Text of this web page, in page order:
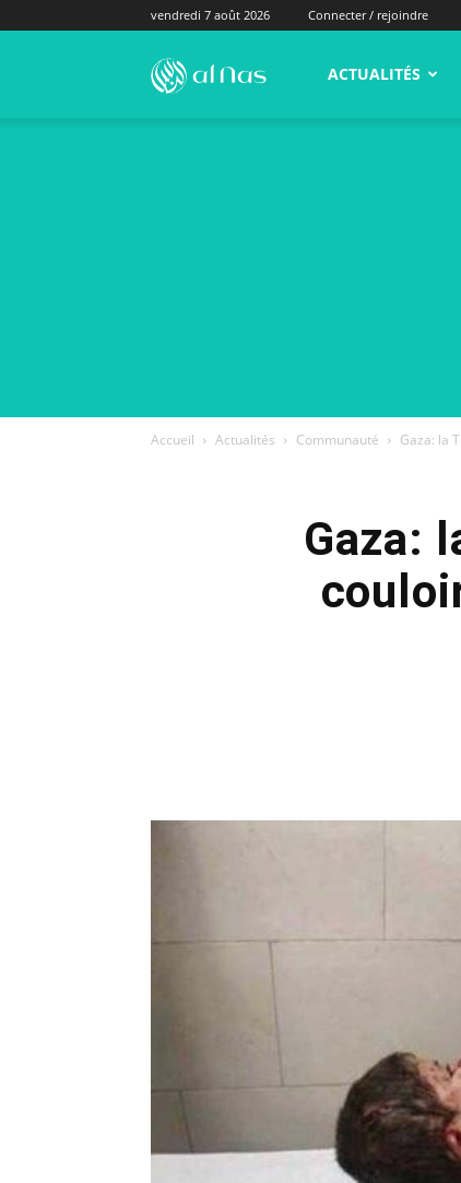
vendredi 7 août 2026 Connecter / rejoindre
alNas.fr ACTUALITÉS
Accueil Actualités Communauté Gaza: la
Gaza: